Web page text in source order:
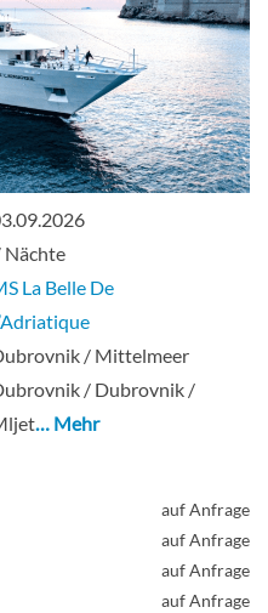
CAT C-
Nächte
La Belle De
/ Mittelmeer
/ Dubrovnik /
… Mehr
auf Anfrage
auf Anfrage
auf Anfrage
auf Anfrage